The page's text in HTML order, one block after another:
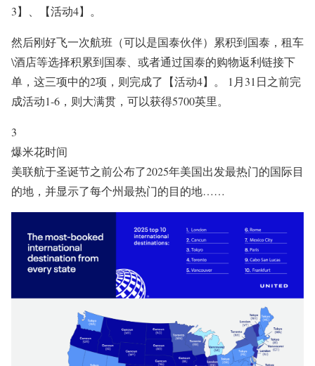
3】、【活动4】。
然后刚好飞一次航班（可以是国泰伙伴）累积到国泰，租车
\酒店等选择积累到国泰、或者通过国泰的购物返利链接下
单，这三项中的2项，则完成了【活动4】。 1月31日之前完
成活动1-6，则大满贯，可以获得5700英里。
3
爆米花时间
美联航于圣诞节之前公布了2025年美国出发最热门的国际目
的地，并显示了每个州最热门的目的地……